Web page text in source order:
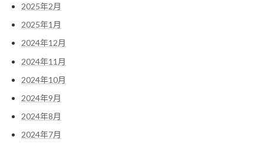
2025年2月
2025年1月
2024年12月
2024年11月
2024年10月
2024年9月
2024年8月
2024年7月